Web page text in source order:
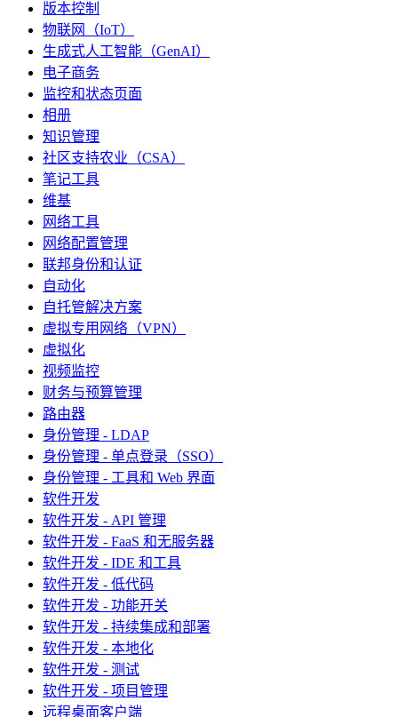
版本控制
物联网（IoT）
生成式人工智能（GenAI）
电子商务
监控和状态页面
相册
知识管理
社区支持农业（CSA）
笔记工具
维基
网络工具
网络配置管理
联邦身份和认证
自动化
自托管解决方案
虚拟专用网络（VPN）
虚拟化
视频监控
财务与预算管理
路由器
身份管理 - LDAP
身份管理 - 单点登录（SSO）
身份管理 - 工具和 Web 界面
软件开发
软件开发 - API 管理
软件开发 - FaaS 和无服务器
软件开发 - IDE 和工具
软件开发 - 低代码
软件开发 - 功能开关
软件开发 - 持续集成和部署
软件开发 - 本地化
软件开发 - 测试
软件开发 - 项目管理
远程桌面客户端